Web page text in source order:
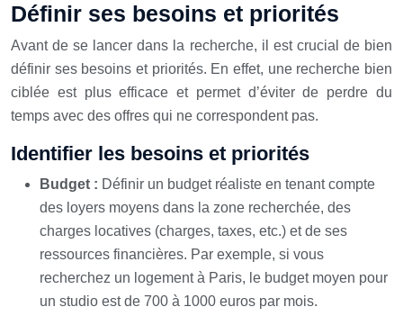
Définir ses besoins et priorités
Avant de se lancer dans la recherche, il est crucial de bien
définir ses besoins et priorités. En effet, une recherche bien
ciblée est plus efficace et permet d’éviter de perdre du
temps avec des offres qui ne correspondent pas.
Identifier les besoins et priorités
Budget : Définir un budget réaliste en tenant compte
des loyers moyens dans la zone recherchée, des
charges locatives (charges, taxes, etc.) et de ses
ressources financières. Par exemple, si vous
recherchez un logement à Paris, le budget moyen pour
un studio est de 700 à 1000 euros par mois.